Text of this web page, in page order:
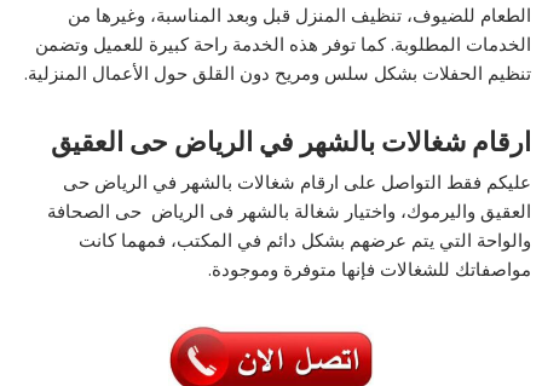
الطعام للضيوف، تنظيف المنزل قبل وبعد المناسبة، وغيرها من
الخدمات المطلوبة. كما توفر هذه الخدمة راحة كبيرة للعميل وتضمن
تنظيم الحفلات بشكل سلس ومريح دون القلق حول الأعمال المنزلية.
ارقام شغالات بالشهر في الرياض حى العقيق
عليكم فقط التواصل على ارقام شغالات بالشهر في الرياض حى
العقيق واليرموك، واختيار شغالة بالشهر فى الرياض حى الصحافة
والواحة التي يتم عرضهم بشكل دائم في المكتب، فمهما كانت
مواصفاتك للشغالات فإنها متوفرة وموجودة.